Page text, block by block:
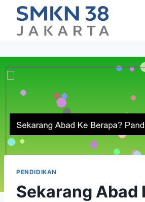
content
PENDIDIKAN
Sekarang Abad